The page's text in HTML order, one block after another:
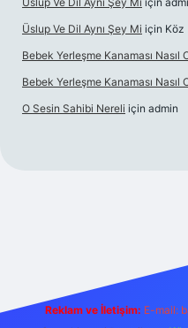
Üslup Ve Dil Aynı Şey Mi için Köz
Bebek Yerleşme Kanaması Nasıl
Bebek Yerleşme Kanaması Nasıl
O Sesin Sahibi Nereli için admin
Reklam ve İletişim: E-mail: